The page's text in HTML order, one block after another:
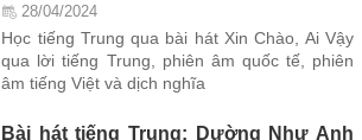
28/04/2024
Học tiếng Trung qua bài hát Xin Chào, Ai Vậy
qua lời tiếng Trung, phiên âm quốc tế, phiên
âm tiếng Việt và dịch nghĩa
Bài hát tiếng Trung: Dường Như Anh